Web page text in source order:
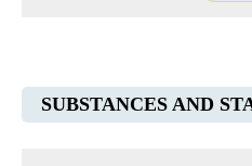
SUBSTANCES AND